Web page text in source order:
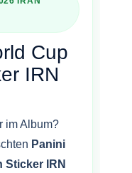
Cup
IRN
im Album?
Panini
Sticker IRN